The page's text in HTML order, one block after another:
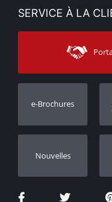
Voir nos actualités
Sitemap
Mon compte
Moyens d’expédition
SERVICE À LA
Contacter
Assistance aux
Suivi des
Concessionnaires
e-Brochures
Nouvelles